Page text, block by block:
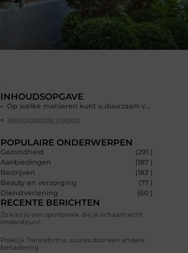
INHOUDSOPGAVE
Op welke manieren kunt u duurzaam verwarmen?
Veelgestelde vragen
POPULAIRE ONDERWERPEN
Gezondheid
(291 )
Aanbiedingen
(187 )
Bedrijven
(183 )
Beauty en verzorging
(77 )
Dienstverlening
(60 )
RECENTE BERICHTEN
Zo kies je een sportbroek die je lichaam echt
ondersteunt
Praktijk Tranceforma, succes door een andere
benadering